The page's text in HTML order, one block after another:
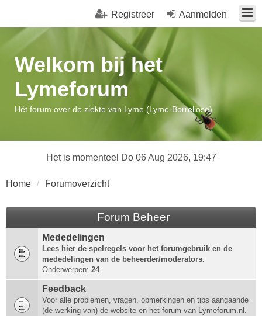
Aanmelden
Registreer
Welkom bij het
Lymeforum
Hét forum over de ziekte van Lyme (Lyme-Borreliose)
Het is momenteel Do 06 Aug 2026, 19:47
Home Forumoverzicht
Forum Beheer
Mededelingen
Lees hier de spelregels voor het forumgebruik en de
mededelingen van de beheerder/moderators.
Onderwerpen: 24
Feedback
Voor alle problemen, vragen, opmerkingen en tips aangaande
(de werking van) de website en het forum van Lymeforum.nl.